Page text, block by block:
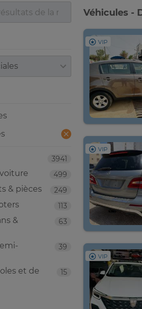
Véhicules -
VIP
VIP
VIP
3941
499
249
& pièces
113
63
&
39
15
et de